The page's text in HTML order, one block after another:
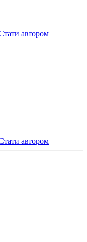
автором
автором